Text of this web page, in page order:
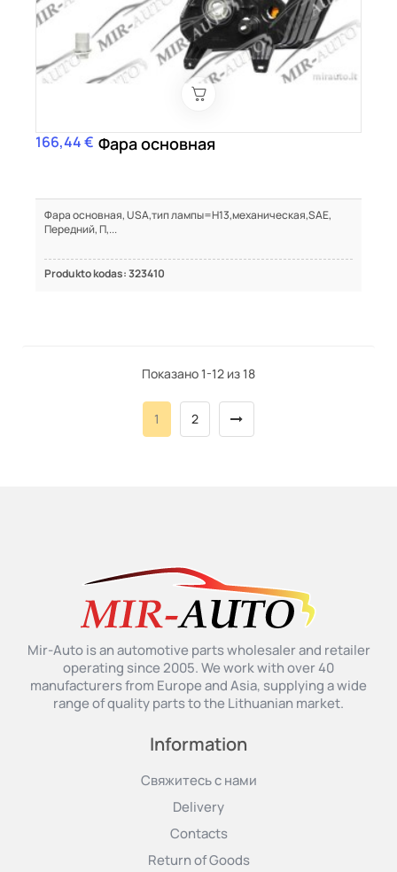
Цена
166,44 € Фара основная
Фара основная, USA,тип лампы=H13,механическая,SAE,
Передний, П,...
Produkto kodas: 323410
Показано 1-12 из 18
1 2
Mir-Auto is an automotive parts wholesaler and retailer
operating since 2005. We work with over 40
manufacturers from Europe and Asia, supplying a wide
range of quality parts to the Lithuanian market.
Information
Свяжитесь с нами
Delivery
Contacts
Return of Goods